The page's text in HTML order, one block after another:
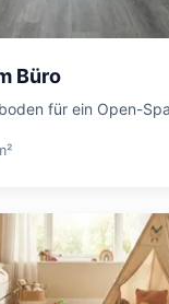
Büro
für ein Open-